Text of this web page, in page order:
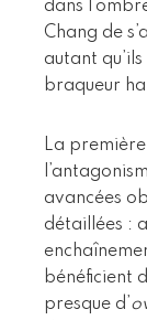
dans
Chang de
autant
braqueur
La
avancées
détaillées :
bénéficient
presque d’